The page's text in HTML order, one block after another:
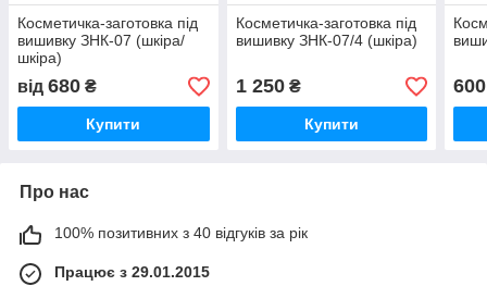
Косметичка-заготовка під
вишивку ЗНК-07 (шкіра/
шкіра)
від 680 ₴
Купити
Косметичка-заготовка під
вишивку ЗНК-07/4 (шкіра)
1 250₴
Купити
600
Про нас
100% позитивних з 40 відгуків за рік
Працює з 29.01.2015